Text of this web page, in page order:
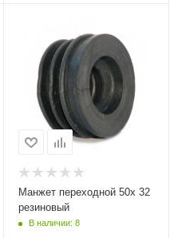
Манжет переходной 50х 32
резиновый
В наличии: 8